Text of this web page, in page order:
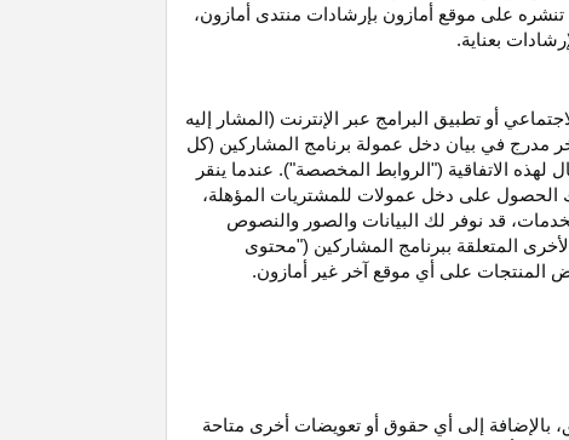
تنشره على موقع أمازون بإرشادات منتدى أمازون،
بعناية.
أو تطبيق البرامج عبر الإنترنت (المشار إليه
مدرج في بيان دخل عمولة برنامج المشاركين (كل
الاتفاقية ("الروابط المخصصة"). عندما ينقر
الحصول على دخل عمولات للمشتريات
المؤهلة،
قد نوفر لك البيانات والصور والنصوص
المتعلقة ببرنامج المشاركين ("محتوى
المنتجات على أي موقع آخر غير أمازون.
بالإضافة إلى أي حقوق أو تعويضات أخرى متاحة